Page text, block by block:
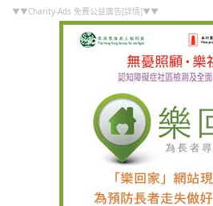
▼▼Charity-Ads 免費公益廣告[詳情]▼▼